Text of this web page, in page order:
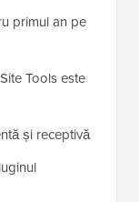
primul an pe
Tools este
și receptivă